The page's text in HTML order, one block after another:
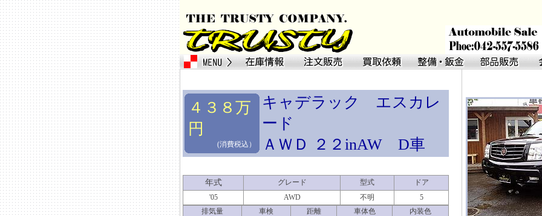
４３８万
円
(消費税込）
キャデラック エスカレ
ード
ＡＷＤ ２２inAW D車
年式 グレード 型式
ドア
'05
AWD 不明
5
排気量
車検 距離 車体色
内装色